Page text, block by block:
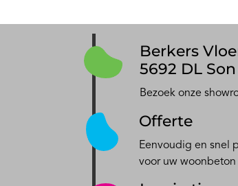
Berkers
5692 DL
Bezoek onze
Offerte
Eenvoudig en snel
voor uw